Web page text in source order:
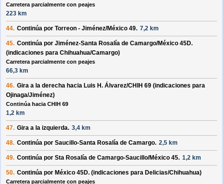
Carretera parcialmente con peajes
223 km
44. Continúa por Torreon - Jiménez/México 49. 7,2 km
45. Continúa por Jiménez-Santa Rosalía de Camargo/México 45D.
(indicaciones para Chihuahua/Camargo)
Carretera parcialmente con peajes
66,3 km
46. Gira a la derecha hacia Luis H. Álvarez/CHIH 69 (indicaciones para
Ojinaga/Jiménez)
Continúa hacia CHIH 69
1,2 km
47. Gira a la izquierda. 3,4 km
48. Continúa por Saucillo-Santa Rosalía de Camargo. 2,5 km
49. Continúa por Sta Rosalía de Camargo-Saucillo/México 45. 1,2 km
50. Continúa por México 45D. (indicaciones para Delicias/Chihuahua)
Carretera parcialmente con peajes